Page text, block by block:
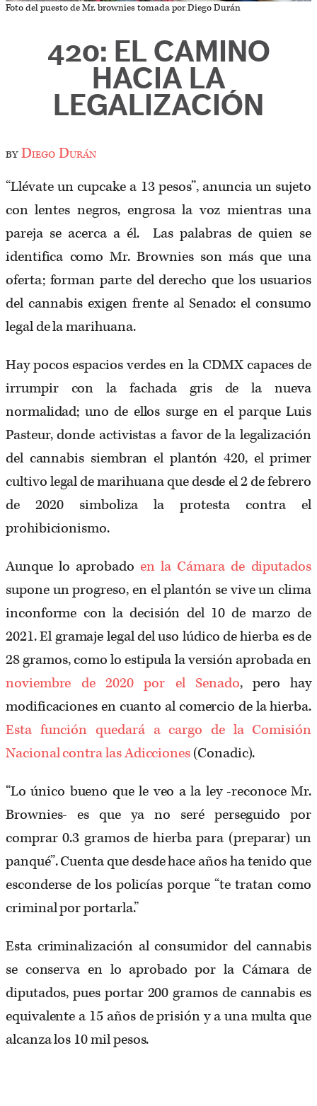
Foto del puesto de Mr. brownies tomada por Diego Durán
420: EL CAMINO
HACIA LA
LEGALIZACIÓN
byDiego Durán
“Llévate un cupcake a 13 pesos”, anuncia un sujeto
con lentes negros, engrosa la voz mientras una
pareja se acerca a él. Las palabras de quien se
identifica como Mr. Brownies son más que una
oferta; forman parte del derecho que los usuarios
del cannabis exigen frente al Senado: el consumo
legal de la marihuana.
Hay pocos espacios verdes en la CDMX capaces de
irrumpir con la fachada gris de la nueva
normalidad; uno de ellos surge en el parque Luis
Pasteur, donde activistas a favor de la legalización
del cannabis siembran el plantón 420, el primer
cultivo legal de marihuana que desde el 2 de febrero
de 2020 simboliza la protesta contra el
prohibicionismo.
Aunque lo aprobado en la Cámara de diputados
supone un progreso, en el plantón se vive un clima
inconforme con la decisión del 10 de marzo de
2021. El gramaje legal del uso lúdico de hierba es de
28 gramos, como lo estipula la versión aprobada en
noviembre de 2020 por el Senado, pero hay
modificaciones en cuanto al comercio de la hierba.
Esta función quedará a cargo de la Comisión
Nacional contra las Adicciones(Conadic).
“Lo único bueno que le veo a la ley -reconoce Mr.
Brownies- es que ya no seré perseguido por
comprar 0.3 gramos de hierba para (preparar) un
panqué”. Cuenta que desde hace años ha tenido que
esconderse de los policías porque “te tratan como
criminal por portarla.”
Esta criminalización al consumidor del cannabis
se conserva en lo aprobado por la Cámara de
diputados, pues portar 200 gramos de cannabis es
equivalente a 15 años de prisión y a una multa que
alcanza los 10 mil pesos.